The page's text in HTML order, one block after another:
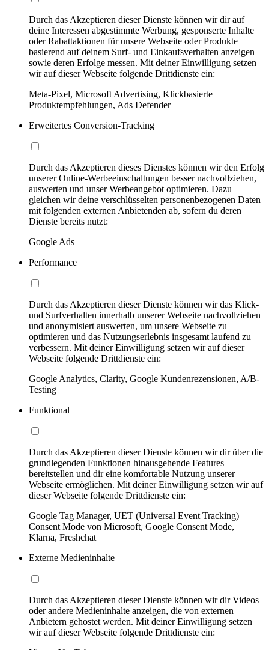
Durch das Akzeptieren dieser Dienste können wir dir auf
deine Interessen abgestimmte Werbung, gesponserte Inhalte
oder Rabattaktionen für unsere Webseite oder Produkte
basierend auf deinem Surf- und Einkaufsverhalten anzeigen
sowie deren Erfolge messen. Mit deiner Einwilligung setzen
wir auf dieser Webseite folgende Drittdienste ein:
Meta-Pixel, Microsoft Advertising, Klickbasierte
Produktempfehlungen, Ads Defender
Erweitertes Conversion-Tracking
Durch das Akzeptieren dieses Dienstes können wir den Erfolg
unserer Online-Werbeeinschaltungen besser nachvollziehen,
auswerten und unser Werbeangebot optimieren. Dazu
gleichen wir deine verschlüsselten personenbezogenen Daten
mit folgenden externen Anbietenden ab, sofern du deren
Dienste bereits nutzt:
Google Ads
Performance
Durch das Akzeptieren dieser Dienste können wir das Klick-
und Surfverhalten innerhalb unserer Webseite nachvollziehen
und anonymisiert auswerten, um unsere Webseite zu
optimieren und das Nutzungserlebnis insgesamt laufend zu
verbessern. Mit deiner Einwilligung setzen wir auf dieser
Webseite folgende Drittdienste ein:
Google Analytics, Clarity, Google Kundenrezensionen, A/B-
Testing
Funktional
Durch das Akzeptieren dieser Dienste können wir dir über die
grundlegenden Funktionen hinausgehende Features
bereitstellen und dir eine komfortable Nutzung unserer
Webseite ermöglichen. Mit deiner Einwilligung setzen wir auf
dieser Webseite folgende Drittdienste ein:
Google Tag Manager, UET (Universal Event Tracking)
Consent Mode von Microsoft, Google Consent Mode,
Klarna, Freshchat
Externe Medieninhalte
Durch das Akzeptieren dieser Dienste können wir dir Videos
oder andere Medieninhalte anzeigen, die von externen
Anbietern gehostet werden. Mit deiner Einwilligung setzen
wir auf dieser Webseite folgende Drittdienste ein: